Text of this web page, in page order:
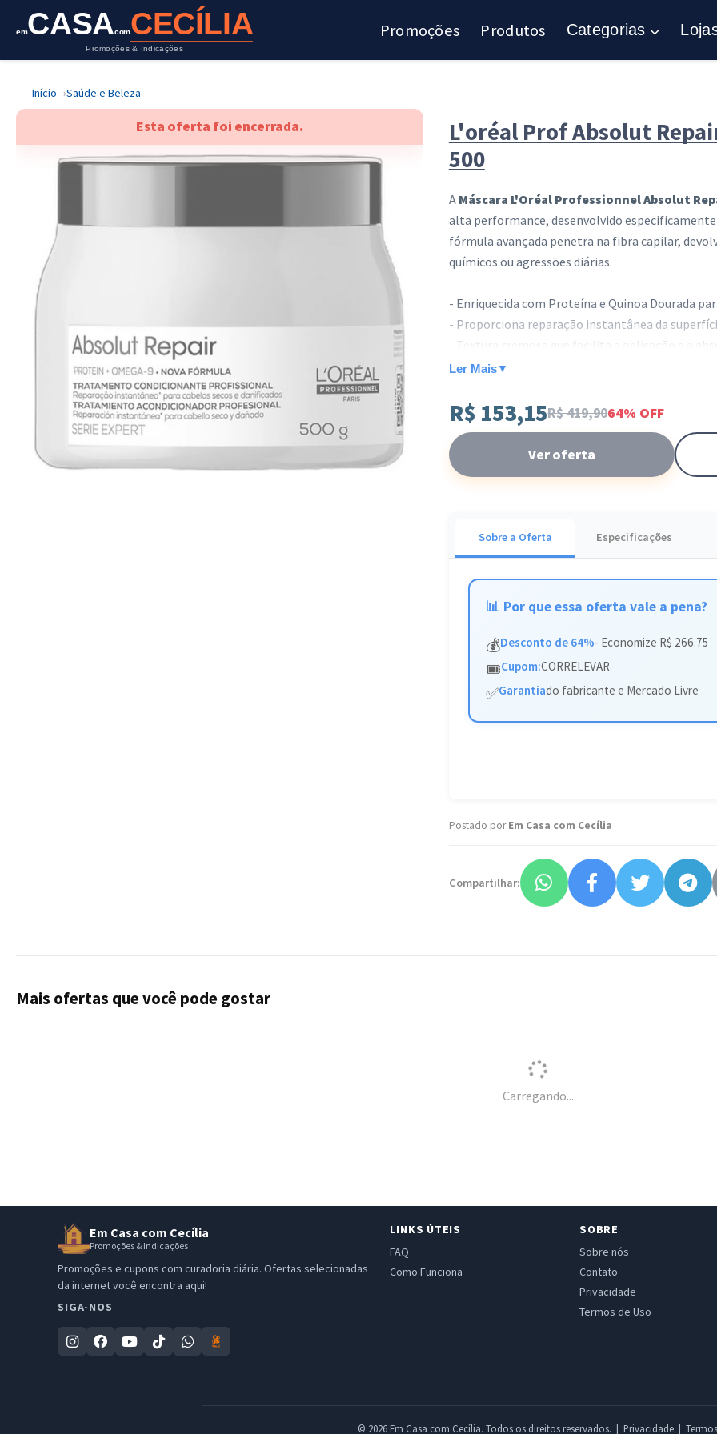
emCASAcomCECÍLIA
Promoções & Indicações
Promoções Produtos Categorias
Início Saúde e Beleza
Esta oferta foi encerrada.
L'oréal Prof Absolut
500
A Máscara L'Oréal Professionnel Absolut
alta performance, desenvolvido
fórmula avançada penetra na fibra capilar,
químicos ou agressões diárias.
- Enriquecida com Proteína e Quinoa Dourada
- Proporciona reparação instantânea da
- Textura cremosa que facilita a aplicação e a
- Embalagem de 500g com rendimento
Este produto é ideal para quem busca recuperar
seu tratamento completo e transforme a
Ler Mais▼
R$ 153,15R$ 419,9064% OFF
Ver oferta
Sobre a Oferta Especificações
📊 Por que essa oferta vale a pena?
💰Desconto de 64%- Economize R$ 266.75
🎟️Cupom:CORRELEVAR
✅Garantiado fabricante e Mercado Livre
Postado porEm Casa com Cecília
Compartilhar:
Mais ofertas que você pode gostar
Carregando...
Em Casa com Cecília
Promoções & Indicações
Promoções e cupons com curadoria diária. Ofertas selecionadas
da internet você encontra aqui!
SIGA-NOS
LINKS ÚTEIS
FAQ
Como Funciona
SOBRE
Sobre nós
Contato
Privacidade
Termos de Uso
© 2026 Em Casa com Cecília. Todos os direitos reservados. | Privacidade| Termos